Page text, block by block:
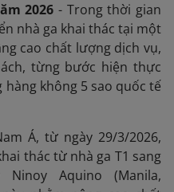
2026 - Trong thời gian
nhà ga khai thác tại một
cao chất lượng dịch vụ,
từng bước hiện thực
không 5 sao quốc tế
Á, từ ngày 29/3/2026,
thác từ nhà ga T1 sang
Aquino (Manila,